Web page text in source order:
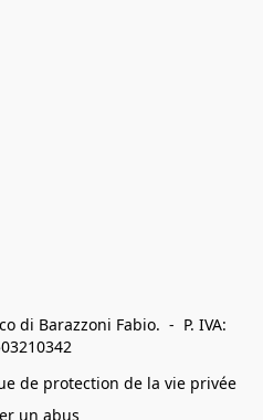
di Barazzoni Fabio.  -  P. IVA:
de protection de la vie privée
un abus